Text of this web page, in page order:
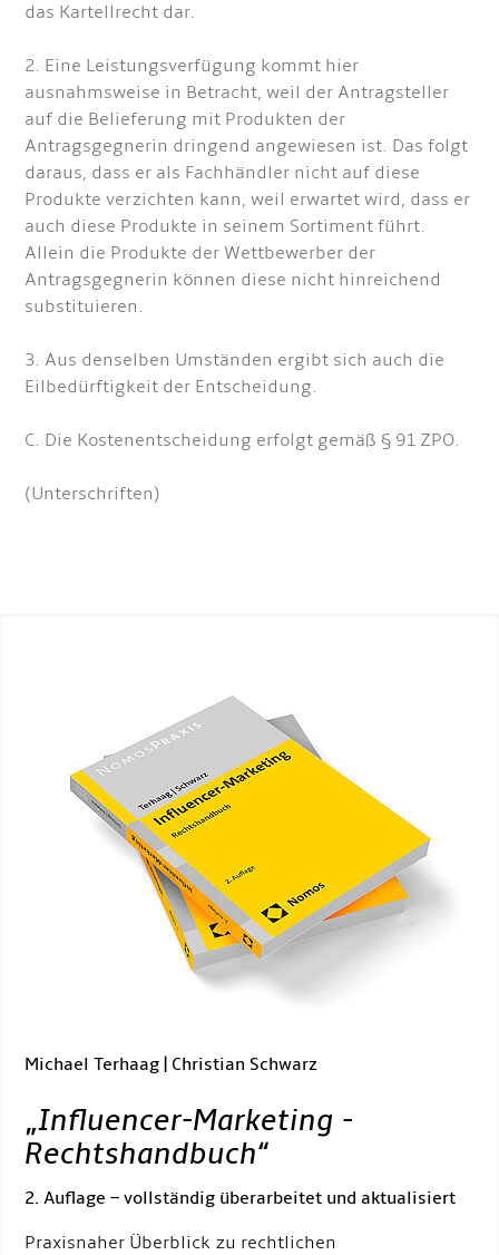
das Kartellrecht dar.
2. Eine Leistungsverfügung kommt hier
ausnahmsweise in Betracht, weil der Antragsteller
auf die Belieferung mit Produkten der
Antragsgegnerin dringend angewiesen ist. Das folgt
daraus, dass er als Fachhändler nicht auf diese
Produkte verzichten kann, weil erwartet wird, dass er
auch diese Produkte in seinem Sortiment führt.
Allein die Produkte der Wettbewerber der
Antragsgegnerin können diese nicht hinreichend
substituieren.
3. Aus denselben Umständen ergibt sich auch die
Eilbedürftigkeit der Entscheidung.
C. Die Kostenentscheidung erfolgt gemäß § 91 ZPO.
(Unterschriften)
Michael Terhaag | Christian Schwarz
„Influencer-Marketing -
Rechtshandbuch“
2. Auflage – vollständig überarbeitet und aktualisiert
Praxisnaher Überblick zu rechtlichen